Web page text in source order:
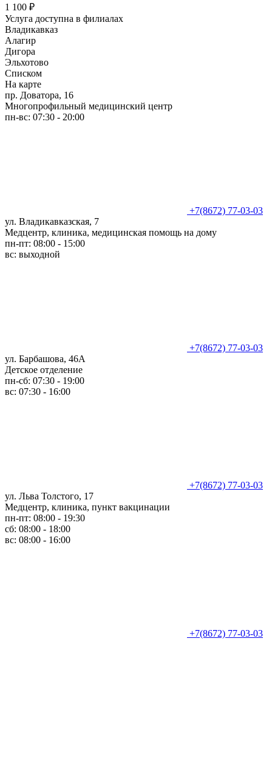
1 100 ₽
Услуга доступна в филиалах
Владикавказ
Алагир
Дигора
Эльхотово
Списком
На карте
пр. Доватора, 16
Многопрофильный медицинский центр
пн-вс: 07:30 - 20:00
+7(8672) 77-03-03
ул. Владикавказская, 7
Медцентр, клиника, медицинская помощь на дому
пн-пт: 08:00 - 15:00
вс: выходной
+7(8672) 77-03-03
ул. Барбашова, 46А
Детское отделение
пн-сб: 07:30 - 19:00
вс: 07:30 - 16:00
+7(8672) 77-03-03
ул. Льва Толстого, 17
Медцентр, клиника, пункт вакцинации
пн-пт: 08:00 - 19:30
сб: 08:00 - 18:00
вс: 08:00 - 16:00
+7(8672) 77-03-03